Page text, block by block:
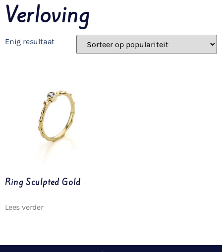
Verloving
Enig resultaat
Ring Sculpted Gold
Lees verder